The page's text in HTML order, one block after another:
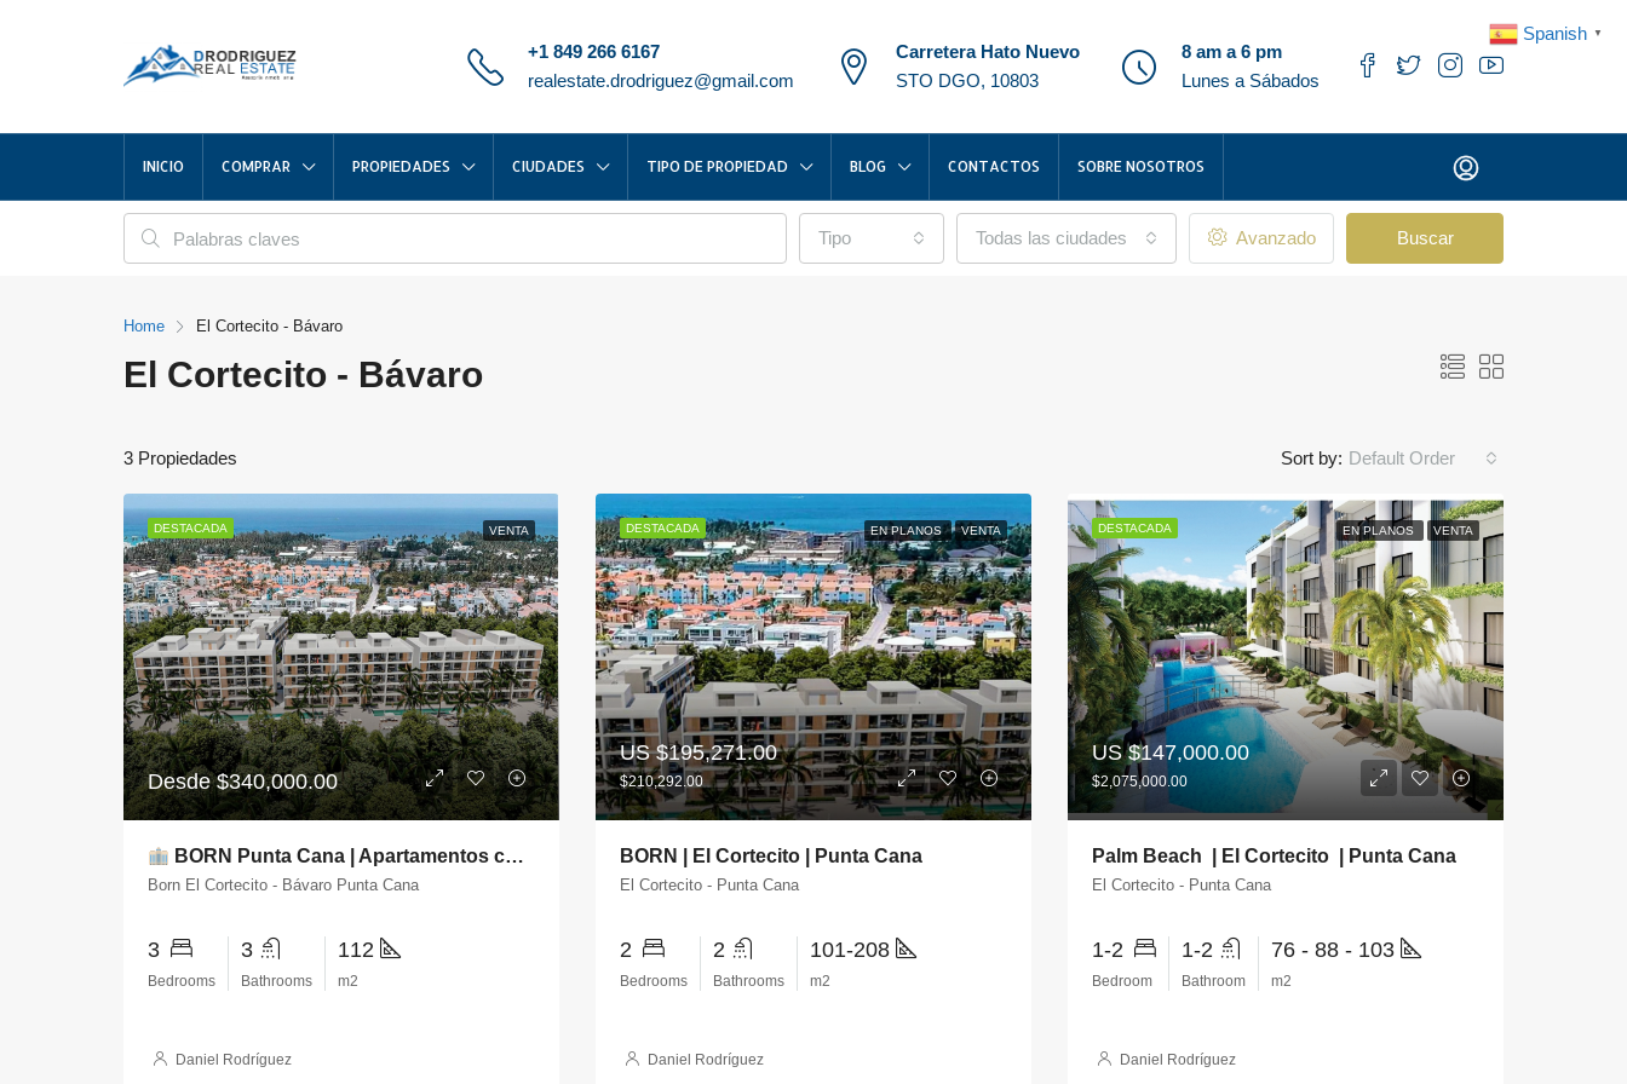
+1 849 266 6167
realestate.drodriguez@gmail.com
Carretera Hato Nuevo
STO DGO, 10803
8 am a 6 pm
Lunes a Sábados
INICIO COMPRAR PROPIEDADES CIUDADES TIPO DE PROPIEDAD BLOG CONTACTOS SOBRE NOSOTROS
Tipo Todas las ciudades Avanzado Buscar
Home El Cortecito - Bávaro
El Cortecito - Bávaro
3 Propiedades Sort by: Default Order
DESTACADA VENTA
Desde$340,000.00
BORN Punta Cana | Apartamentos con CONFOTUR en El Cortecito
Born El Cortecito - Bávaro Punta Cana
3
Bedrooms
3
Bathrooms
112
m2
Daniel Rodríguez
DESTACADA EN PLANOS VENTA
US$195,271.00
$210,292.00
BORN | El Cortecito | Punta Cana
El Cortecito - Punta Cana
2
Bedrooms
2
Bathrooms
101-208
m2
Daniel Rodríguez
DESTACADA EN PLANOS VENTA
US$147,000.00
$2,075,000.00
Palm Beach | El Cortecito | Punta Cana
El Cortecito - Punta Cana
1-2
Bedroom
1-2
Bathroom
76 - 88 - 103
m2
Daniel Rodríguez
Spanish ▼